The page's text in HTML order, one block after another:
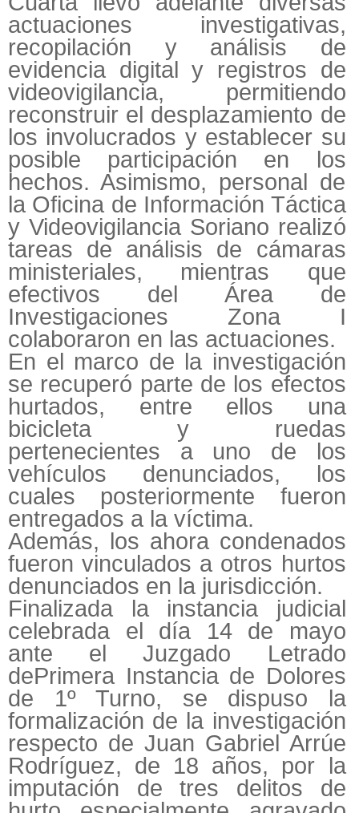
actuaciones investigativas,
recopilación y análisis de
evidencia digital y registros de
videovigilancia, permitiendo
reconstruir el desplazamiento de
los involucrados y establecer su
posible participación en los
hechos. Asimismo, personal de
la Oficina de Información Táctica
y Videovigilancia Soriano realizó
tareas de análisis de cámaras
ministeriales, mientras que
efectivos del Área de
Investigaciones Zona I
colaboraron en las actuaciones.
En el marco de la investigación
se recuperó parte de los efectos
hurtados, entre ellos una
bicicleta y ruedas
pertenecientes a uno de los
vehículos denunciados, los
cuales posteriormente fueron
entregados a la víctima.
Además, los ahora condenados
fueron vinculados a otros hurtos
denunciados en la jurisdicción.
Finalizada la instancia judicial
celebrada el día 14 de mayo
ante el Juzgado Letrado
dePrimera Instancia de Dolores
de 1º Turno, se dispuso la
formalización de la investigación
respecto de Juan Gabriel Arrúe
Rodríguez, de 18 años, por la
imputación de tres delitos de